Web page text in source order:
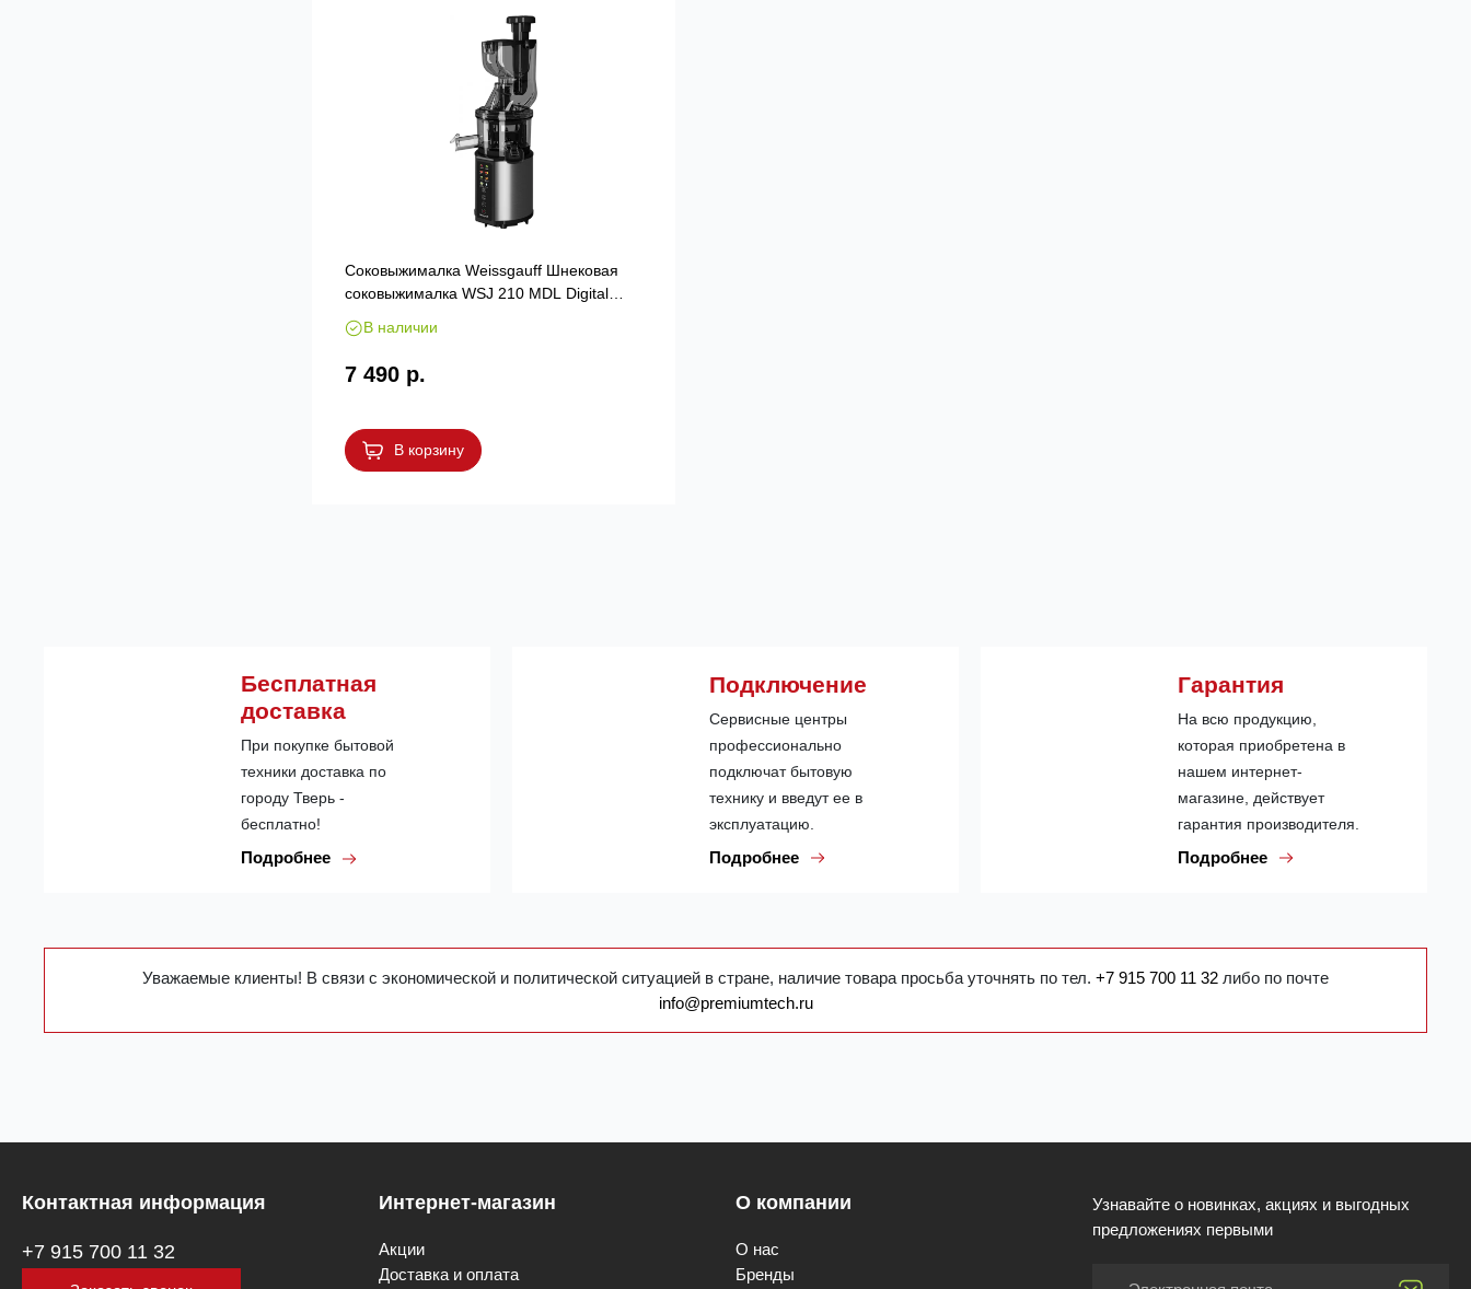
Соковыжималка Weissgauff Шнековая
соковыжималка WSJ 210 MDL Digital
Multi Juice
В наличии
7 490 р.
В корзину
Бесплатная
доставка
При покупке бытовой
техники доставка по
городу Тверь -
бесплатно!
Подробнее
Подключение
Сервисные центры
профессионально
подключат бытовую
технику и введут ее в
эксплуатацию.
Подробнее
Гарантия
На всю продукцию,
которая приобретена в
нашем интернет-
магазине, действует
гарантия производителя.
Подробнее
Уважаемые клиенты! В связи с экономической и политической ситуацией в стране, наличие товара просьба уточнять по тел. +7 915 700 11 32 либо по почте
info@premiumtech.ru
Контактная информация
+7 915 700 11 32
Интернет-магазин
Акции
Доставка и оплата
О компании
О нас
Бренды
Узнавайте о новинках, акциях и выгодных
предложениях первыми